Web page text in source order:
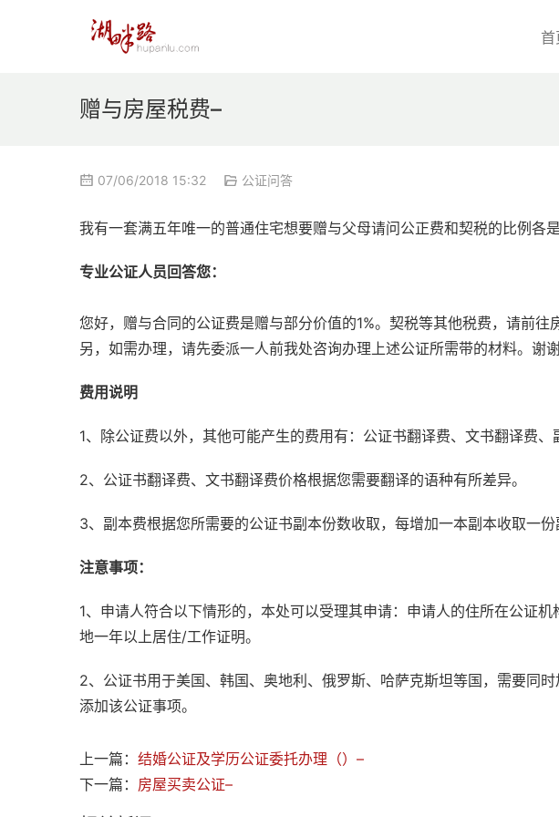
首
赠与房屋税费–
07/06/2018 15:32 公证问答
我有一套满五年唯一的普通住宅想要赠与父母请问公正费和契税的比例各
专业公证人员回答您：
您好，赠与合同的公证费是赠与部分价值的1%。契税等其他税费，请前往
另，如需办理，请先委派一人前我处咨询办理上述公证所需带的材料。谢谢
费用说明
1、除公证费以外，其他可能产生的费用有：公证书翻译费、文书翻译费、
2、公证书翻译费、文书翻译费价格根据您需要翻译的语种有所差异。
3、副本费根据您所需要的公证书副本份数收取，每增加一本副本收取一份
注意事项：
1、申请人符合以下情形的，本处可以受理其申请：申请人的住所在公证
地一年以上居住/工作证明。
2、公证书用于美国、韩国、奥地利、俄罗斯、哈萨克斯坦等国，需要同
添加该公证事项。
上一篇： 结婚公证及学历公证委托办理（）–
下一篇： 房屋买卖公证–